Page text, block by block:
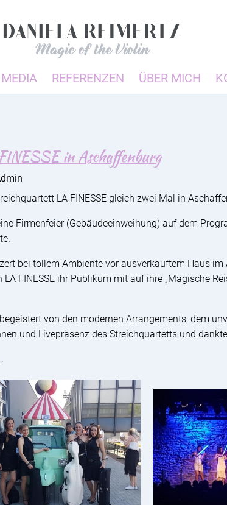
MEDIA REFERENZEN ÜBER MICH
in Aschaffenburg
LA FINESSE gleich zwei Mal in
Firmenfeier (Gebäudeeinweihung) auf dem
bei tollem Ambiente vor ausverkauftem Haus
FINESSE ihr Publikum mit auf ihre „Magische
von den modernen Arrangements, dem
und Livepräsenz des Streichquartetts und